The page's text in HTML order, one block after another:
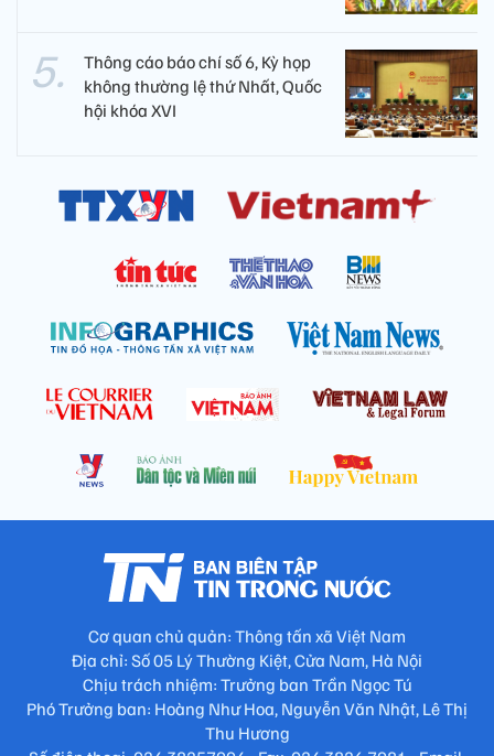
Thông cáo báo chí số 6, Kỳ họp
không thường lệ thứ Nhất, Quốc
hội khóa XVI
Cơ quan chủ quản: Thông tấn xã Việt Nam
Địa chỉ: Số 05 Lý Thường Kiệt, Cửa Nam, Hà Nội
Chịu trách nhiệm: Trưởng ban Trần Ngọc Tú
Phó Trưởng ban: Hoàng Như Hoa, Nguyễn Văn Nhật, Lê Thị
Thu Hương